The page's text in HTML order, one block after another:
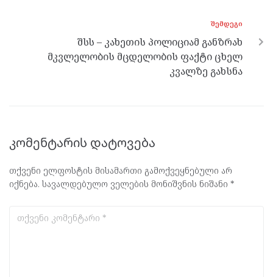
ᲨᲔᲛᲓᲔᲒᲘ
შსს – კახეთის პოლიციამ განზრახ
მკვლელობის მცდელობის ფაქტი ცხელ
კვალზე გახსნა
კომენტარის დატოვება
თქვენი ელფოსტის მისამართი გამოქვეყნებული არ
იქნება. სავალდებულო ველების მონიშვნის ნიშანი *